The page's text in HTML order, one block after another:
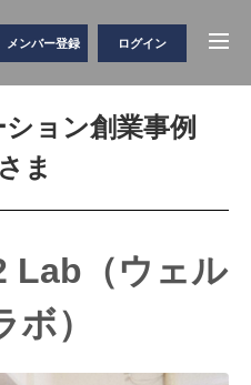
メンバー登録 ログイン
ョン創業事例
ま
Lab（ウェル
ボ）